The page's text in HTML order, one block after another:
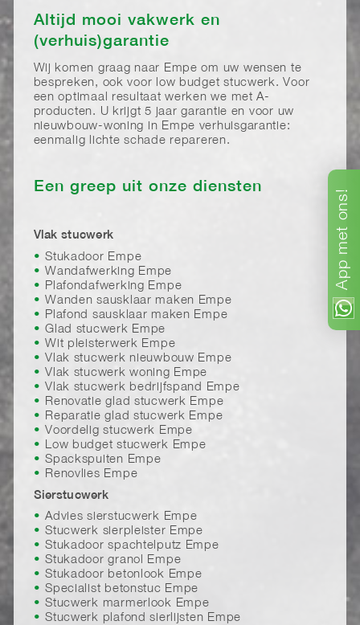
App
met
ons!
Altijd mooi vakwerk en
(verhuis)garantie
Wij komen graag naar Empe om uw wensen te
bespreken, ook voor low budget stucwerk. Voor
een optimaal resultaat werken we met A-
producten. U krijgt 5 jaar garantie en voor uw
nieuwbouw-woning in Empe verhuisgarantie:
eenmalig lichte schade repareren.
Een greep uit onze diensten
Vlak stucwerk
Stukadoor Empe
Wandafwerking Empe
Plafondafwerking Empe
Wanden sausklaar maken Empe
Plafond sausklaar maken Empe
Glad stucwerk Empe
Wit pleisterwerk Empe
Vlak stucwerk nieuwbouw Empe
Vlak stucwerk woning Empe
Vlak stucwerk bedrijfspand Empe
Renovatie glad stucwerk Empe
Reparatie glad stucwerk Empe
Voordelig stucwerk Empe
Low budget stucwerk Empe
Spackspuiten Empe
Renovlies Empe
Sierstucwerk
Advies sierstucwerk Empe
Stucwerk sierpleister Empe
Stukadoor spachtelputz Empe
Stukadoor granol Empe
Stukadoor betonlook Empe
Specialist betonstuc Empe
Stucwerk marmerlook Empe
Stucwerk plafond sierlijsten Empe